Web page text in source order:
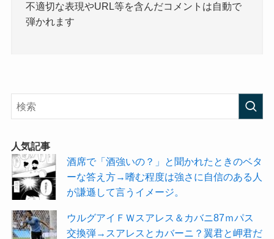
不適切な表現やURL等を含んだコメントは自動で
弾かれます
人気記事
酒席で「酒強いの？」と聞かれたときのベタ
ーな答え方→嗜む程度は強さに自信のある人
が謙遜して言うイメージ。
ウルグアイＦＷスアレス＆カバニ87ｍパス
交換弾→スアレスとカバーニ？翼君と岬君だ